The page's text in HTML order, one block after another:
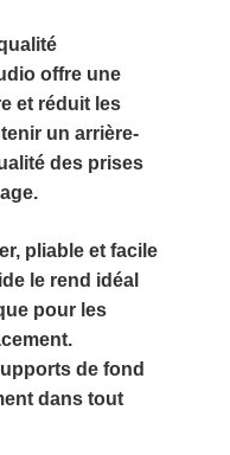
offre une
et réduit les
un arrière-
des prises
pliable et facile
le rend idéal
pour les
de fond
dans tout